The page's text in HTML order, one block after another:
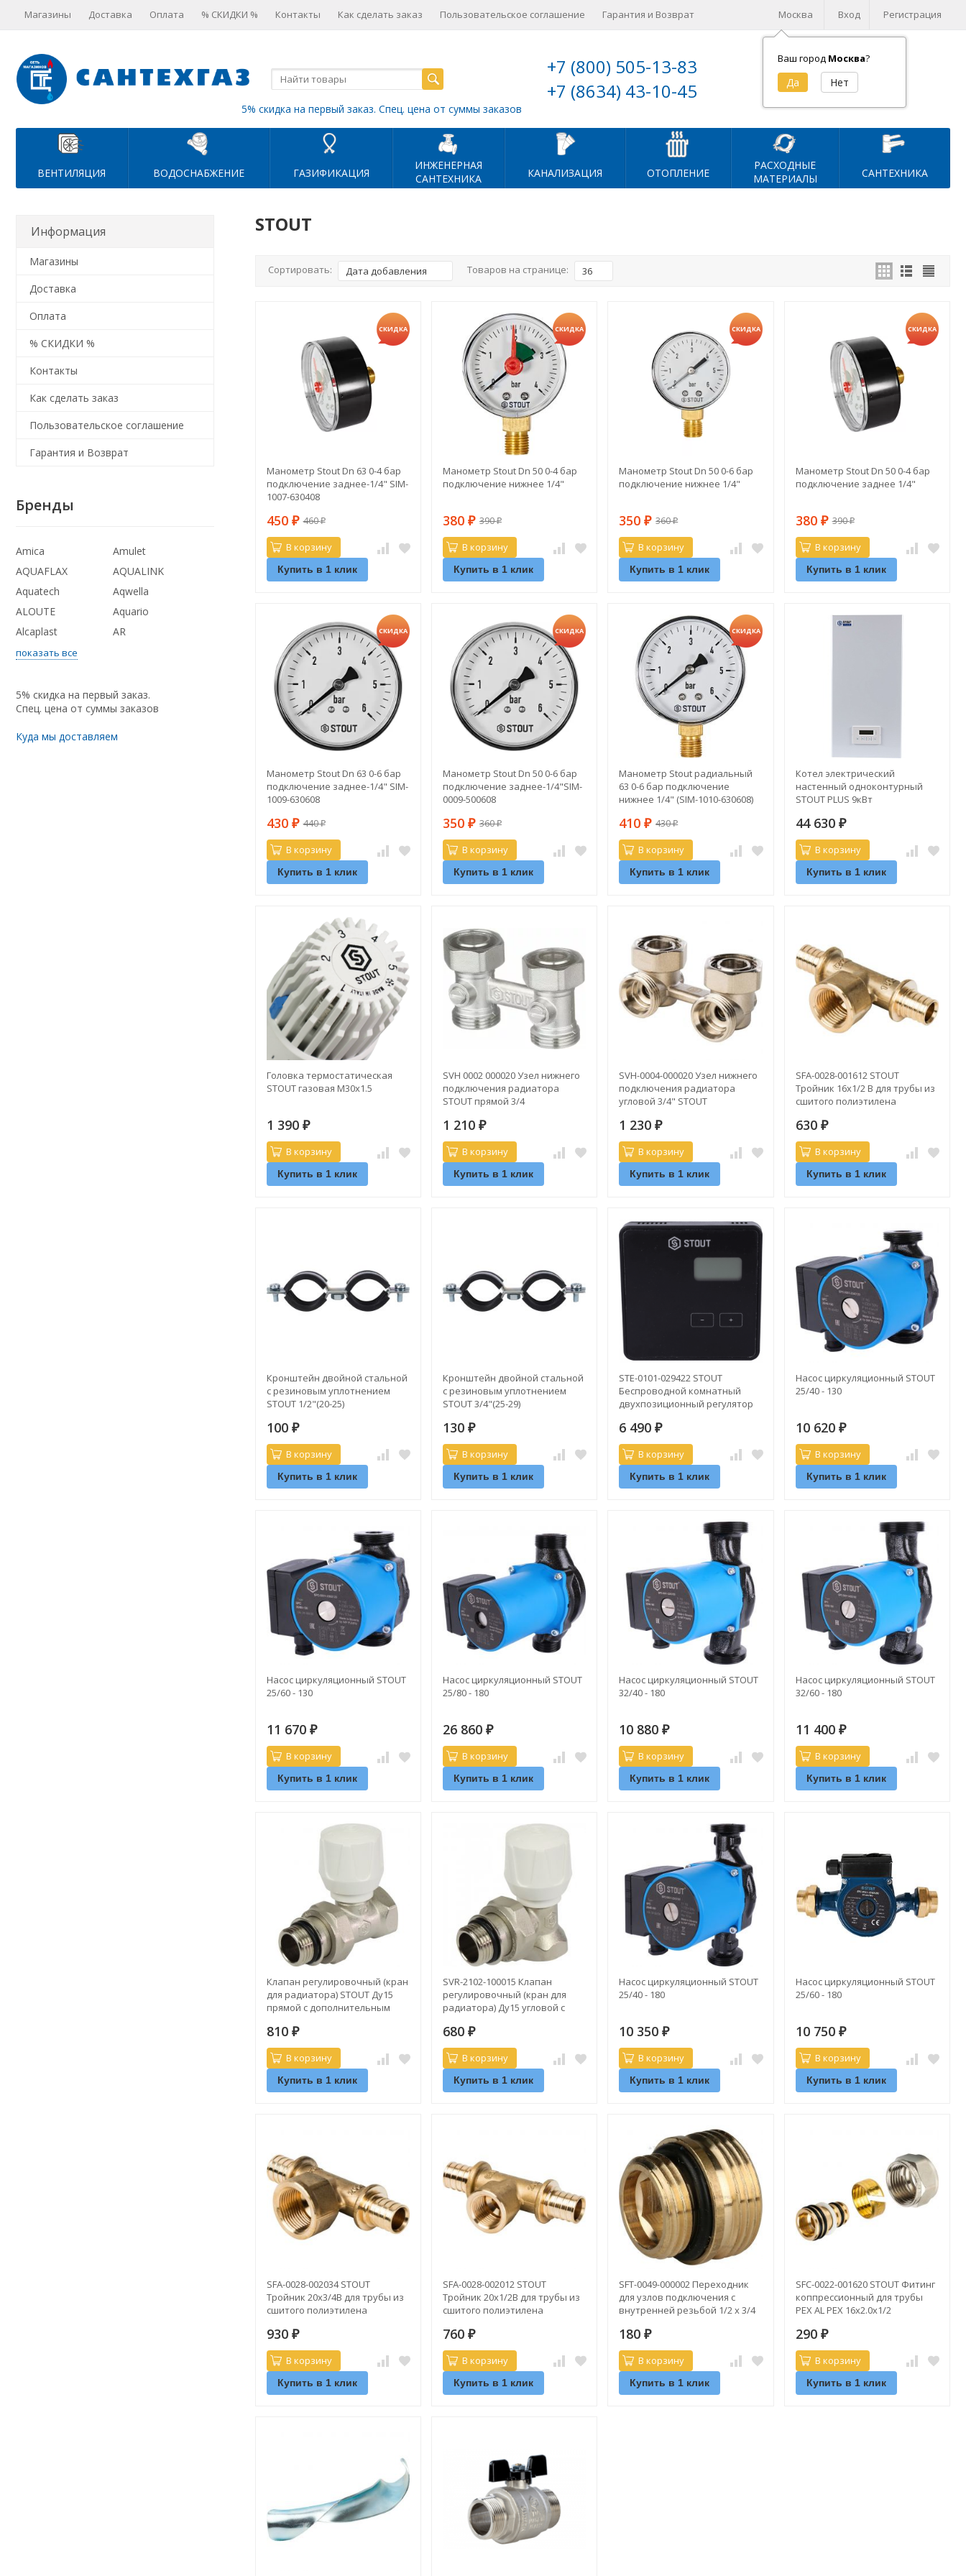
Москва
Ваш город Москва?
Вход Регистрация
Магазины Доставка Оплата % СКИДКИ % Контакты Как сделать заказ Пользовательское соглашение Гарантия и Возврат
+7 (800) 505-13-83
+7 (8634) 43-10-45
Корзина (
на сумму
5% скидка на первый заказ. Спец. цена от суммы заказов
ВЕНТИЛЯЦИЯ ВОДОСНАБЖЕНИЕ ГАЗИФИКАЦИЯ
ИНЖЕНЕРНАЯ
САНТЕХНИКА
КАНАЛИЗАЦИЯ ОТОПЛЕНИЕ
РАСХОДНЫЕ
МАТЕРИАЛЫ
САНТЕХНИКА
STOUT
Сортировать: Дата добавления Товаров на странице: 36
СКИДКА
Манометр Stout Dn 63 0-4 бар
подключение заднее-1/4" SIM-
1007-630408
450 ₽ 460₽
В корзину
Купить в 1 клик
СКИДКА
Манометр Stout Dn 50 0-4 бар
подключение нижнее 1/4"
380 ₽ 390₽
В корзину
Купить в 1 клик
СКИДКА
Манометр Stout Dn 50 0-6 бар
подключение нижнее 1/4"
350₽ 360₽
В корзину
Купить в 1 клик
СКИДКА
Манометр Stout Dn 50 0-4 бар
подключение заднее 1/4"
380 ₽ 390₽
В корзину
Купить в 1 клик
СКИДКА
Манометр Stout Dn 63 0-6 бар
подключение заднее-1/4" SIM-
1009-630608
430 ₽ 440₽
В корзину
Купить в 1 клик
СКИДКА
Манометр Stout Dn 50 0-6 бар
подключение заднее-1/4"SIM-
0009-500608
350 ₽ 360₽
В корзину
Купить в 1 клик
СКИДКА
Манометр Stout радиальный
63 0-6 бар подключение
нижнее 1/4" (SIM-1010-630608)
410₽ 430₽
В корзину
Купить в 1 клик
Котел электрический
настенный одноконтурный
STOUT PLUS 9кВт
44 630 ₽
В корзину
Купить в 1 клик
Головка термостатическая
STOUT газовая M30x1.5
1 390 ₽
В корзину
Купить в 1 клик
SVH 0002 000020 Узел нижнего
подключения радиатора
STOUT прямой 3/4
0049-000002)
1 210 ₽
В корзину
Купить в 1 клик
SVH-0004-000020 Узел нижнего
подключения радиатора
угловой 3/4" STOUT
0049-000002)
1 230₽
В корзину
Купить в 1 клик
SFA-0028-001612 STOUT
Тройник 16х1/2 В для трубы из
сшитого полиэтилена
630 ₽
В корзину
Купить в 1 клик
Кронштейн двойной стальной
с резиновым уплотнением
STOUT 1/2"(20-25)
100 ₽
В корзину
Купить в 1 клик
Кронштейн двойной стальной
с резиновым уплотнением
STOUT 3/4"(25-29)
130 ₽
В корзину
Купить в 1 клик
STE-0101-029422 STOUT
Беспроводной комнатный
двухпозиционный регулятор
6 490₽
В корзину
Купить в 1 клик
Насос циркуляционный STOUT
25/40 - 130
10 620 ₽
В корзину
Купить в 1 клик
Насос циркуляционный STOUT
25/60 - 130
11 670 ₽
В корзину
Купить в 1 клик
Насос циркуляционный STOUT
25/80 - 180
26 860 ₽
В корзину
Купить в 1 клик
Насос циркуляционный STOUT
32/40 - 180
10 880₽
В корзину
Купить в 1 клик
Насос циркуляционный STOUT
32/60 - 180
11 400 ₽
В корзину
Купить в 1 клик
Клапан регулировочный (кран
для радиатора) STOUT Ду15
прямой с дополнительным
810 ₽
В корзину
Купить в 1 клик
SVR-2102-100015 Клапан
регулировочный (кран для
радиатора) Ду15 угловой с
уплотнением STOUT
680 ₽
В корзину
Купить в 1 клик
Насос циркуляционный STOUT
25/40 - 180
10 350₽
В корзину
Купить в 1 клик
Насос циркуляционный STOUT
25/60 - 180
10 750 ₽
В корзину
Купить в 1 клик
SFA-0028-002034 STOUT
Тройник 20х3/4В для трубы из
сшитого полиэтилена
930 ₽
В корзину
Купить в 1 клик
SFA-0028-002012 STOUT
Тройник 20х1/2В для трубы из
сшитого полиэтилена
760 ₽
В корзину
Купить в 1 клик
SFT-0049-000002 Переходник
для узлов подключения с
внутренней резьбой 1/2 х 3/4
180₽
В корзину
Купить в 1 клик
SFC-0022-001620 STOUT Фитинг
коппрессионный для трубы
PEX AL PEX 16x2.0x1/2
290 ₽
В корзину
Купить в 1 клик
Информация
Магазины
Доставка
Оплата
% СКИДКИ %
Контакты
Как сделать заказ
Пользовательское соглашение
Гарантия и Возврат
Бренды
Amica
Amulet
AQUAFLAX
AQUALINK
Aquatech
Aqwella
ALOUTE
Aquario
Alcaplast
AR
показать все
5% скидка на первый заказ.
Спец. цена от суммы заказов
Куда мы доставляем